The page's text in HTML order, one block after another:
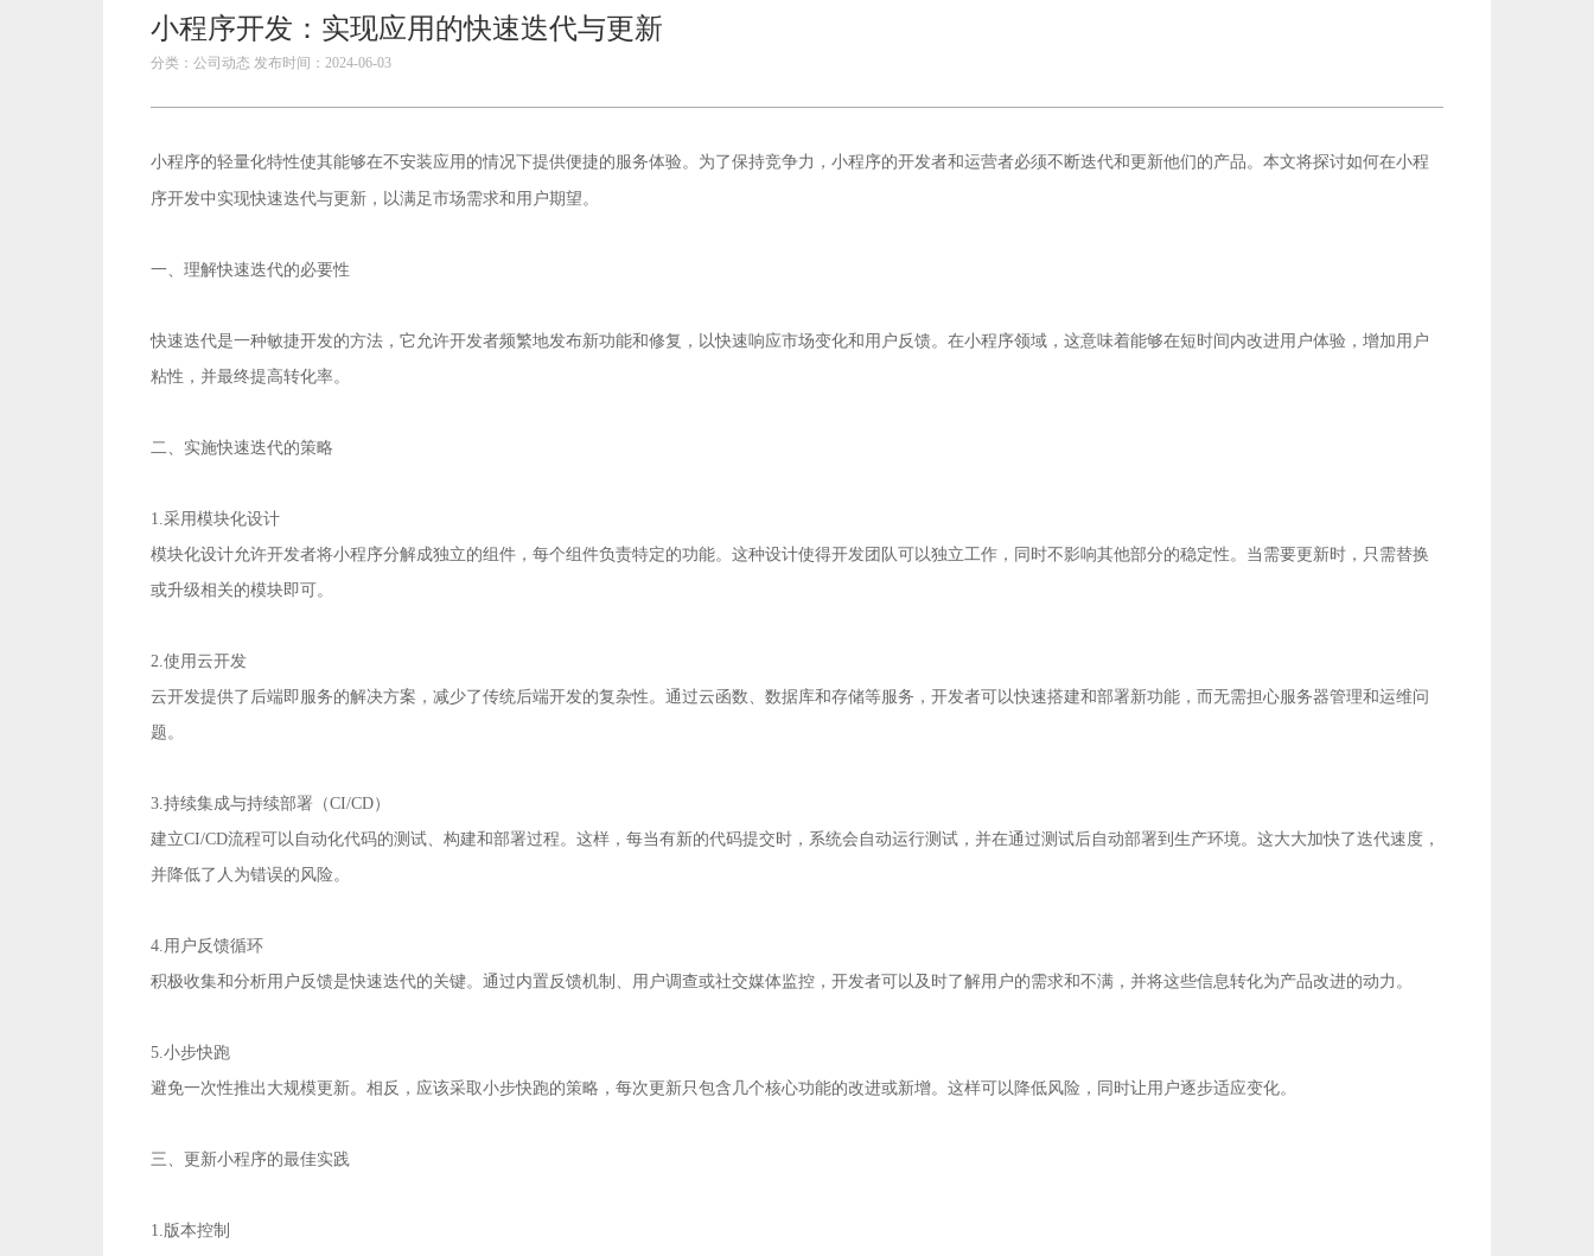
小程序开发：实现应用的快速迭代与更新
分类：公司动态 发布时间：2024-06-03
小程序的轻量化特性使其能够在不安装应用的情况下提供便捷的服务体验。为了保持竞争力，小程序的开发者和运营者必须不断迭代和更新他们的产品。本文将探讨如何在小程
序开发中实现快速迭代与更新，以满足市场需求和用户期望。
一、理解快速迭代的必要性
快速迭代是一种敏捷开发的方法，它允许开发者频繁地发布新功能和修复，以快速响应市场变化和用户反馈。在小程序领域，这意味着能够在短时间内改进用户体验，增加用户
粘性，并最终提高转化率。
二、实施快速迭代的策略
1.采用模块化设计
模块化设计允许开发者将小程序分解成独立的组件，每个组件负责特定的功能。这种设计使得开发团队可以独立工作，同时不影响其他部分的稳定性。当需要更新时，只需替换
或升级相关的模块即可。
2.使用云开发
云开发提供了后端即服务的解决方案，减少了传统后端开发的复杂性。通过云函数、数据库和存储等服务，开发者可以快速搭建和部署新功能，而无需担心服务器管理和运维问
题。
3.持续集成与持续部署（CI/CD）
建立CI/CD流程可以自动化代码的测试、构建和部署过程。这样，每当有新的代码提交时，系统会自动运行测试，并在通过测试后自动部署到生产环境。这大大加快了迭代速度，
并降低了人为错误的风险。
4.用户反馈循环
积极收集和分析用户反馈是快速迭代的关键。通过内置反馈机制、用户调查或社交媒体监控，开发者可以及时了解用户的需求和不满，并将这些信息转化为产品改进的动力。
5.小步快跑
避免一次性推出大规模更新。相反，应该采取小步快跑的策略，每次更新只包含几个核心功能的改进或新增。这样可以降低风险，同时让用户逐步适应变化。
三、更新小程序的最佳实践
1.版本控制